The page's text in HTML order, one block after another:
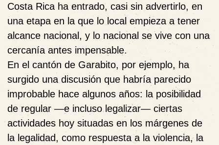
Costa Rica ha entrado, casi sin advertirlo, en
una etapa en la que lo local empieza a tener
alcance nacional, y lo nacional se vive con una
cercanía antes impensable.
En el cantón de Garabito, por ejemplo, ha
surgido una discusión que habría parecido
improbable hace algunos años: la posibilidad
de regular —e incluso legalizar— ciertas
actividades hoy situadas en los márgenes de
la legalidad, como respuesta a la violencia, la